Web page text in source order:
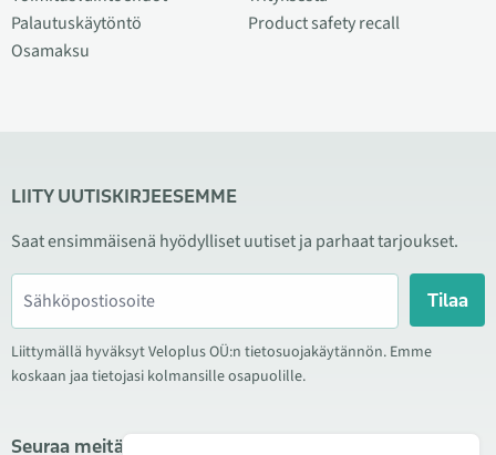
Palautuskäytöntö
Osamaksu
Product safety recall
LIITY UUTISKIRJEESEMME
Saat ensimmäisenä hyödylliset uutiset ja parhaat tarjoukset.
Tilaa
Liittymällä hyväksyt Veloplus OÜ:n tietosuojakäytännön. Emme
koskaan jaa tietojasi kolmansille osapuolille.
Seuraa meitä sosiaalisessa mediassa